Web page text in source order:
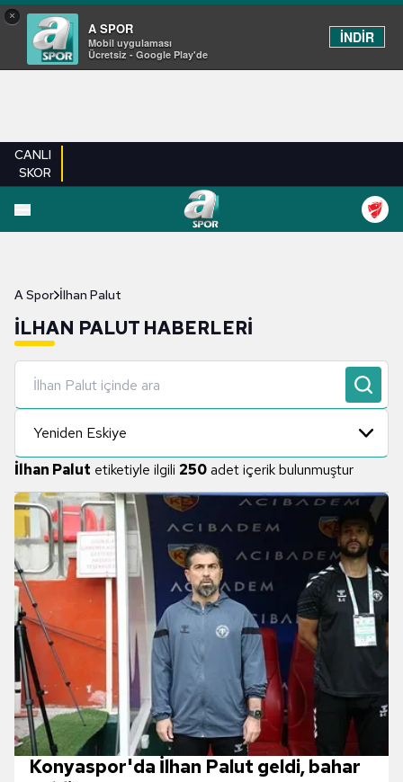
×
A SPOR
Mobil uygulaması
Ücretsiz - Google Play'de
İNDİR
CANLI
SKOR
A Spor İlhan Palut
İLHAN PALUT HABERLERI
Yeniden Eskiye
İlhan Palut etiketiyle ilgili 250adet içerik bulunmuştur
Konyaspor'da İlhan Palut geldi, bahar